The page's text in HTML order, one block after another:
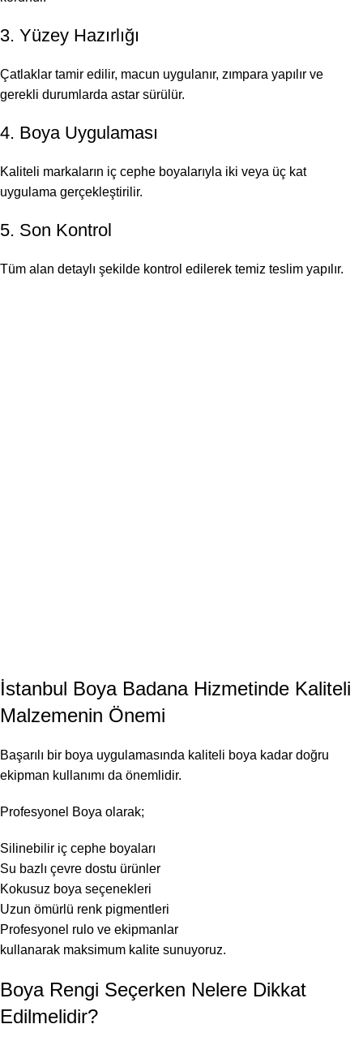
3. Yüzey Hazırlığı
Çatlaklar tamir edilir, macun uygulanır, zımpara yapılır ve
gerekli durumlarda astar sürülür.
4. Boya Uygulaması
Kaliteli markaların iç cephe boyalarıyla iki veya üç kat
uygulama gerçekleştirilir.
5. Son Kontrol
Tüm alan detaylı şekilde kontrol edilerek temiz teslim yapılır.
İstanbul Boya Badana Hizmetinde Kaliteli
Malzemenin Önemi
Başarılı bir boya uygulamasında kaliteli boya kadar doğru
ekipman kullanımı da önemlidir.
Profesyonel Boya olarak;
Silinebilir iç cephe boyaları
Su bazlı çevre dostu ürünler
Kokusuz boya seçenekleri
Uzun ömürlü renk pigmentleri
Profesyonel rulo ve ekipmanlar
kullanarak maksimum kalite sunuyoruz.
Boya Rengi Seçerken Nelere Dikkat
Edilmelidir?